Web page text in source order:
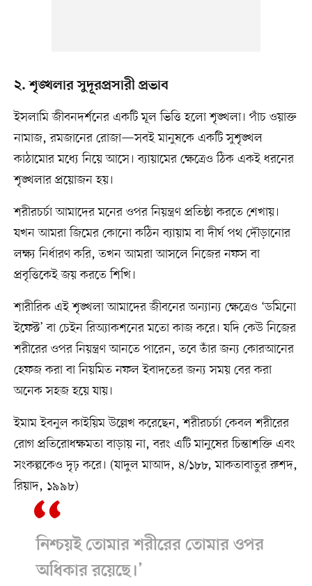
২. শৃঙ্খলার সুদূরপ্রসারী প্রভাব
ইসলামি জীবনদর্শনের একটি মূল ভিত্তি হলো শৃঙ্খলা। পাঁচ ওয়াক্ত
নামাজ, রমজানের রোজা—সবই মানুষকে একটি সুশৃঙ্খল
কাঠামোর মধ্যে নিয়ে আসে। ব্যায়ামের ক্ষেত্রেও ঠিক একই ধরনের
শৃঙ্খলার প্রয়োজন হয়।
শরীরচর্চা আমাদের মনের ওপর নিয়ন্ত্রণ প্রতিষ্ঠা করতে শেখায়।
যখন আমরা জিমের কোনো কঠিন ব্যায়াম বা দীর্ঘ পথ দৌড়ানোর
লক্ষ্য নির্ধারণ করি, তখন আমরা আসলে নিজের নফস বা
প্রবৃত্তিকেই জয় করতে শিখি।
শারীরিক এই শৃঙ্খলা আমাদের জীবনের অন্যান্য ক্ষেত্রেও ‘ডমিনো
ইফেক্ট’ বা চেইন রিঅ্যাকশনের মতো কাজ করে। যদি কেউ নিজের
শরীরের ওপর নিয়ন্ত্রণ আনতে পারেন, তবে তাঁর জন্য কোরআনের
হেফজ করা বা নিয়মিত নফল ইবাদতের জন্য সময় বের করা
অনেক সহজ হয়ে যায়।
ইমাম ইবনুল কাইয়িম উল্লেখ করেছেন, শরীরচর্চা কেবল শরীরের
রোগ প্রতিরোধক্ষমতা বাড়ায় না, বরং এটি মানুষের চিন্তাশক্তি এবং
সংকল্পকেও দৃঢ় করে। (যাদুল মাআদ, ৪/১৮৮, মাকতাবাতুর রুশদ,
রিয়াদ, ১৯৯৮)
নিশ্চয়ই তোমার শরীরের তোমার ওপর
অধিকার রয়েছে।’